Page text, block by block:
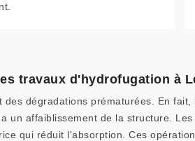
travaux d'hydrofugation à
dégradations prématurées. En
un affaiblissement de la structure.
qui réduit l'absorption. Ces